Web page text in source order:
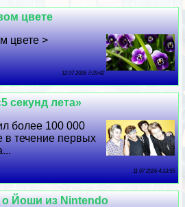
цвете
цвете >
12 07 2026 7:29:42
секунд лета»
более 100 000
в течение первых
11 07 2026 4:13:55
Йоши из Nintendo